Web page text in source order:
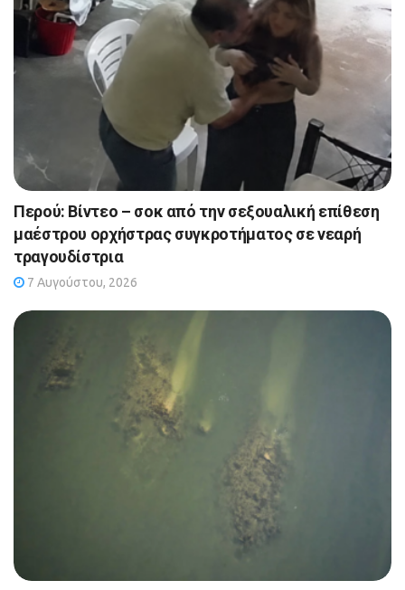
Περού: Βίντεο – σοκ από την σεξουαλική επίθεση
μαέστρου ορχήστρας συγκροτήματος σε νεαρή
τραγουδίστρια
7 Αυγούστου, 2026